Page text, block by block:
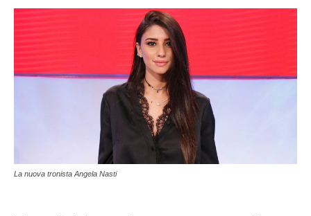
La nuova tronista Angela Nasti